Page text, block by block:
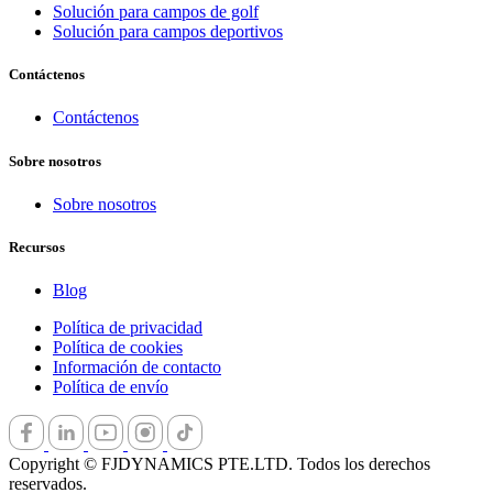
Octanaje de la gasolina
6L
40 kg con el depósito lleno
≤ 95 dB
275 × 180 × 40 mm
7 kWh
Solución para campos de golf
Solución para campos deportivos
Contáctenos
Contáctenos
Sobre nosotros
Sobre nosotros
Recursos
Blog
Política de privacidad
Política de cookies
Información de contacto
Política de envío
Copyright © FJDYNAMICS PTE.LTD. Todos los derechos
reservados.